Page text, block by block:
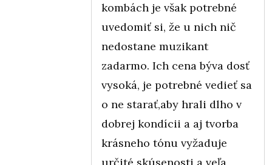
kombách je však potrebné
uvedomiť si, že u nich nič
nedostane muzikant
zadarmo. Ich cena býva dosť
vysoká, je potrebné vedieť sa
o ne starať,aby hrali dlho v
dobrej kondícii a aj tvorba
krásneho tónu vyžaduje
určité skúsenosti a veľa